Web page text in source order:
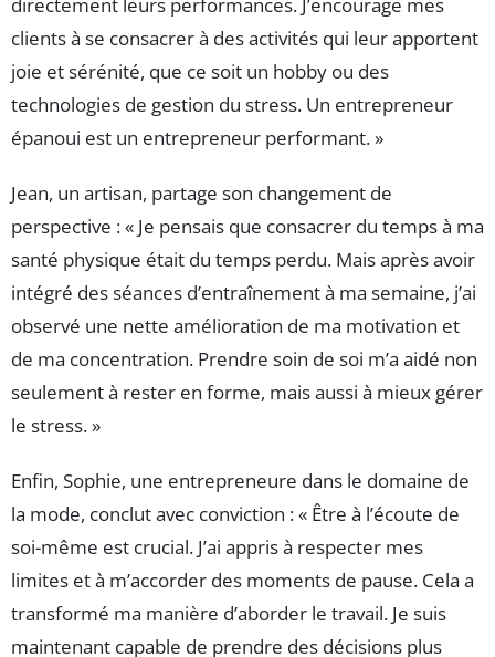
directement leurs performances. J’encourage mes
clients à se consacrer à des activités qui leur apportent
joie et sérénité, que ce soit un hobby ou des
technologies de gestion du stress. Un entrepreneur
épanoui est un entrepreneur performant. »
Jean, un artisan, partage son changement de
perspective : « Je pensais que consacrer du temps à ma
santé physique était du temps perdu. Mais après avoir
intégré des séances d’entraînement à ma semaine, j’ai
observé une nette amélioration de ma motivation et
de ma concentration. Prendre soin de soi m’a aidé non
seulement à rester en forme, mais aussi à mieux gérer
le stress. »
Enfin, Sophie, une entrepreneure dans le domaine de
la mode, conclut avec conviction : « Être à l’écoute de
soi-même est crucial. J’ai appris à respecter mes
limites et à m’accorder des moments de pause. Cela a
transformé ma manière d’aborder le travail. Je suis
maintenant capable de prendre des décisions plus